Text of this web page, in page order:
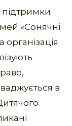
підтримки
«Сонячні
в